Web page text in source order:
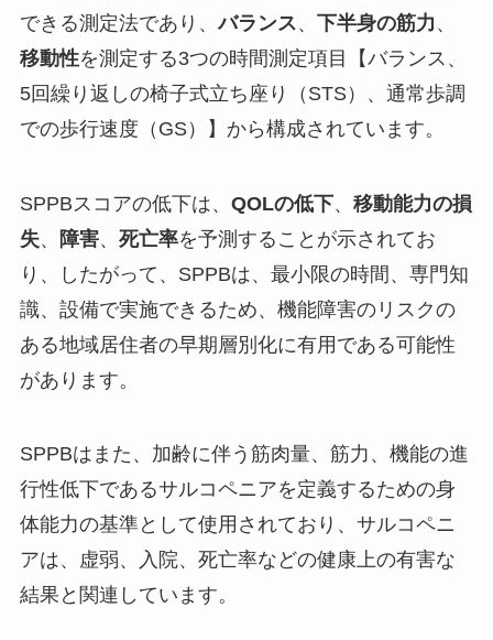
できる測定法であり、バランス、 下半身の筋力 、
移動性を測定する3つの時間測定項目【バランス、
5回繰り返しの椅子式立ち座り（STS）、通常歩調
での歩行速度（GS）】から構成されています。
SPPBスコアの低下は、 QOLの低下、 移動能力の損
失、 障害、 死亡率を予測 することが示されてお
り、したがって、SPPBは、最小限の時間、専門知
識、設備で実施できるため、機能障害のリスクの
ある地域居住者の早期層別化に有用である可能性
があります。
SPPBはまた、加齢に伴う筋肉量、筋力、機能の進
行性低下であるサルコペニアを定義するための身
体能力の基準として使用されており、サルコペニ
アは、虚弱、入院、死亡率などの健康上の有害な
結果と関連しています。